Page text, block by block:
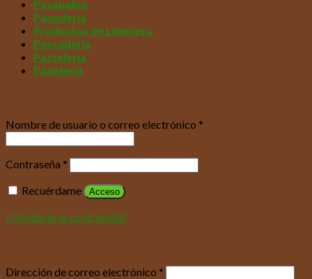
Pasapalos
Panadería
Productos de Limpieza
Pescadería
Pastelería
Papelería
Nombre de usuario o correo electrónico *
Contraseña *
Recuérdame
Acceso
¿Olvidaste la contraseña?
Dirección de correo electrónico *